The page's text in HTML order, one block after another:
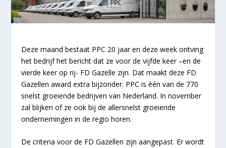
Deze maand bestaat PPC 20 jaar en deze week ontving
het bedrijf het bericht dat ze voor de vijfde keer –en de
vierde keer op rij- FD Gazelle zijn. Dat maakt deze FD
Gazellen award extra bijzonder. PPC is één van de 770
snelst groeiende bedrijven van Nederland. In november
zal blijken of ze ook bij de allersnelst groeiende
ondernemingen in de regio horen.
De criteria voor de FD Gazellen zijn aangepast. Er wordt